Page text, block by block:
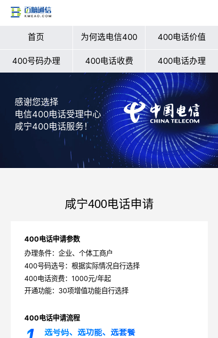
首页 为何选电信400 400电话价值
400号码办理 400电话收费 400电话办理
感谢您选择
电信400电话受理中心
咸宁400电话服务！
咸宁400电话申请
400电话申请参数
办理条件：企业、个体工商户
400号码选号：根据实际情况自行选择
400电话资费：1000元/年起
开通功能：30项增值功能自行选择
400电话申请流程
选号码、选功能、选套餐